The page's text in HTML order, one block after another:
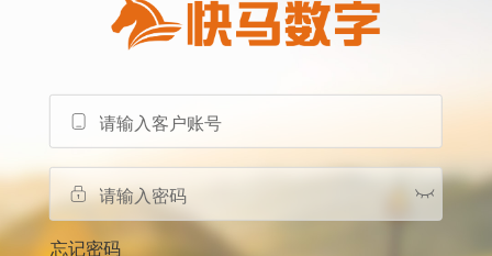
忘记密码